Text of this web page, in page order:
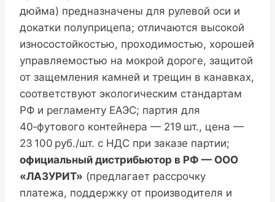
дюйма) предназначены для рулевой оси и
докатки полуприцепа; отличаются высокой
износостойкостью, проходимостью, хорошей
управляемостью на мокрой дороге, защитой
от защемления камней и трещин в канавках,
соответствуют экологическим стандартам
РФ и регламенту ЕАЭС; партия для
40‑футового контейнера — 219 шт., цена —
23 100 руб./шт. с НДС при заказе партии;
официальный дистрибьютор в РФ — ООО
«ЛАЗУРИТ» (предлагает рассрочку
платежа, поддержку от производителя и